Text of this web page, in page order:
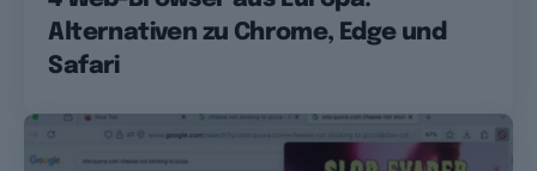
Alternativen zu Chrome, Edge und
Safari